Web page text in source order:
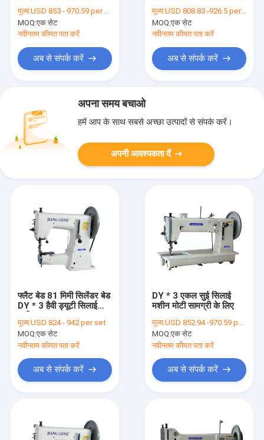
मूल्य:USD 853 - 970.59 per set
MOQ:एक सेट
नवीनतम कीमत पता करें
अब से संपर्क करें
मूल्य:USD 808.83 -926.5 per set
MOQ:एक सेट
नवीनतम कीमत पता करें
अब से संपर्क करें
अपना समय बचाओ
हमें आप के साथ सबसे अच्छा उत्पादों से संपर्क करें।
अपनी आवश्यकता दें
फ्लैट बेड 81 मिमी सिलेंडर बेड
DY * 3 हैवी ड्यूटी सिलाई
मूल्य:USD 824 - 942 per set
MOQ:एक सेट
नवीनतम कीमत पता करें
अब से संपर्क करें
DY * 3 एकल सुई सिलाई
मशीन मोटी सामग्री के लिए
मूल्य:USD 852.94 -970.59 per set
MOQ:एक सेट
नवीनतम कीमत पता करें
अब से संपर्क करें